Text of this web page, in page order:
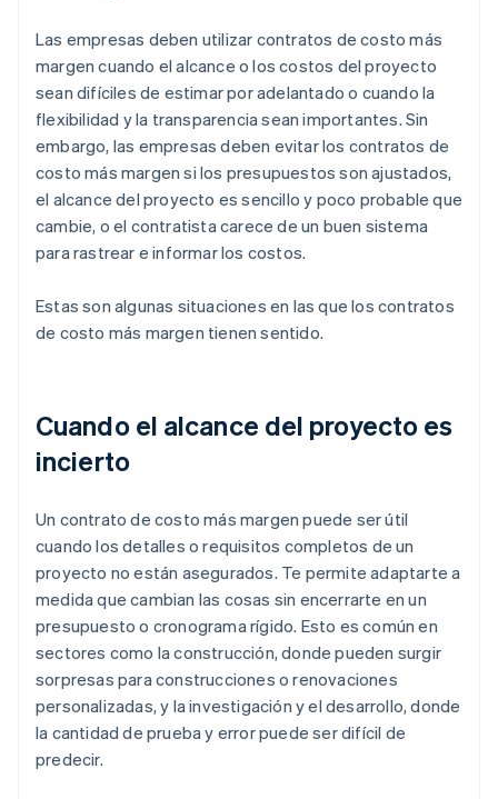
Las empresas deben utilizar contratos de costo más
margen cuando el alcance o los costos del proyecto
sean difíciles de estimar por adelantado o cuando la
flexibilidad y la transparencia sean importantes. Sin
embargo, las empresas deben evitar los contratos de
costo más margen si los presupuestos son ajustados,
el alcance del proyecto es sencillo y poco probable que
cambie, o el contratista carece de un buen sistema
para rastrear e informar los costos.
Estas son algunas situaciones en las que los contratos
de costo más margen tienen sentido.
Cuando el alcance del proyecto es
incierto
Un contrato de costo más margen puede ser útil
cuando los detalles o requisitos completos de un
proyecto no están asegurados. Te permite adaptarte a
medida que cambian las cosas sin encerrarte en un
presupuesto o cronograma rígido. Esto es común en
sectores como la construcción, donde pueden surgir
sorpresas para construcciones o renovaciones
personalizadas, y la investigación y el desarrollo, donde
la cantidad de prueba y error puede ser difícil de
predecir.